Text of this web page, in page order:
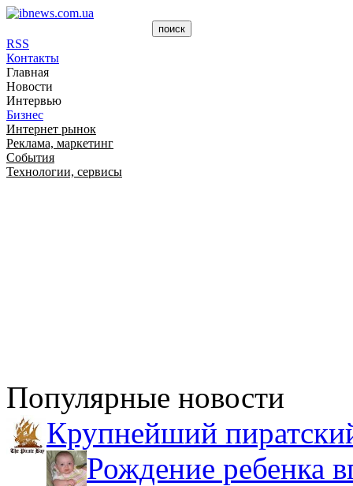
RSS
Контакты
Главная
Новости
Интервью
Бизнес
Интернет рынок
Реклама, маркетинг
События
Технологии, сервисы
Популярные новости
Крупнейший
Рождение ребенка